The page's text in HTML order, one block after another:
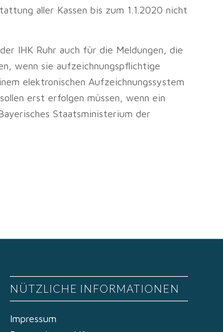
aller Kassen bis zum 1.1.2020 nicht
IHK Ruhr auch für die Meldungen, die
wenn sie aufzeichnungspflichtige
elektronischen Aufzeichnungssystem
erst erfolgen müssen, wenn ein
Staatsministerium der
NÜTZLICHE INFORMATIONEN
Impressum